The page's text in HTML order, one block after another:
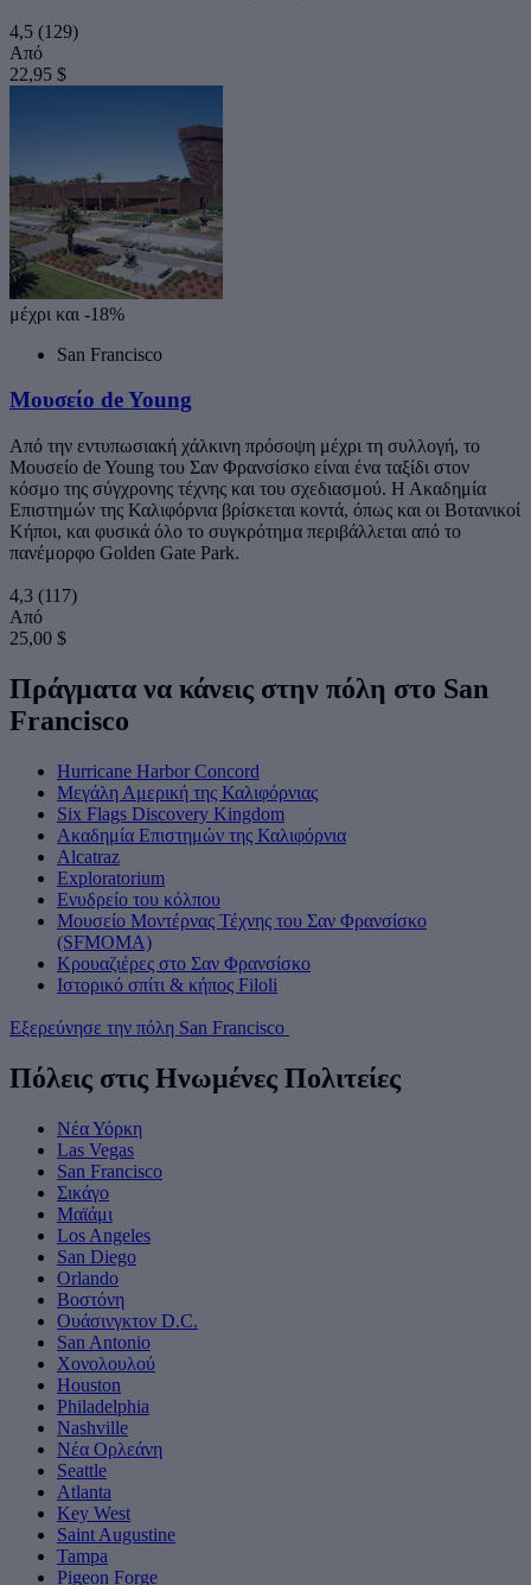
4,5 (129)
Από
22,95 $
μέχρι και -18%
San Francisco
Μουσείο de Young
Από την εντυπωσιακή χάλκινη πρόσοψη μέχρι τη συλλογή, το
Μουσείο de Young του Σαν Φρανσίσκο είναι ένα ταξίδι στον
κόσμο της σύγχρονης τέχνης και του σχεδιασμού. Η Ακαδημία
Επιστημών της Καλιφόρνια βρίσκεται κοντά, όπως και οι Βοτανικοί
Κήποι, και φυσικά όλο το συγκρότημα περιβάλλεται από το
πανέμορφο Golden Gate Park.
4,3 (117)
Από
25,00 $
Πράγματα να κάνεις στην πόλη στο San
Francisco
Hurricane Harbor Concord
Μεγάλη Αμερική της Καλιφόρνιας
Six Flags Discovery Kingdom
Ακαδημία Επιστημών της Καλιφόρνια
Alcatraz
Exploratorium
Ενυδρείο του κόλπου
Μουσείο Μοντέρνας Τέχνης του Σαν Φρανσίσκο
(SFMOMA)
Κρουαζιέρες στο Σαν Φρανσίσκο
Ιστορικό σπίτι & κήπος Filoli
Εξερεύνησε την πόλη San Francisco
Πόλεις στις Ηνωμένες Πολιτείες
Νέα Υόρκη
Las Vegas
San Francisco
Σικάγο
Μαϊάμι
Los Angeles
San Diego
Orlando
Βοστόνη
Ουάσινγκτον D.C.
San Antonio
Χονολουλού
Houston
Philadelphia
Nashville
Νέα Ορλεάνη
Seattle
Atlanta
Key West
Saint Augustine
Tampa
Pigeon Forge